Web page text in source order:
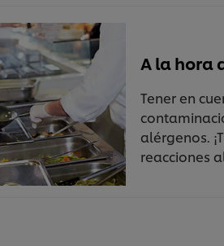
A la hora
Tener en
alérgenos.
reacciones